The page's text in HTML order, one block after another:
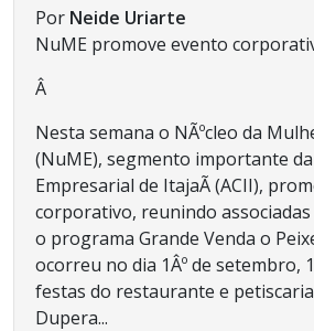
Por Neide Uriarte
NuME promove evento
Â
Nesta semana o NÃºcleo da
(NuME), segmento importante da
Empresarial de ItajaÃ­ (ACII),
corporativo, reunindo
o programa Grande Venda o
ocorreu no dia 1Âº de setembro,
festas do restaurante e
Dupera...